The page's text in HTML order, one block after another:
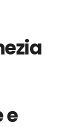
e